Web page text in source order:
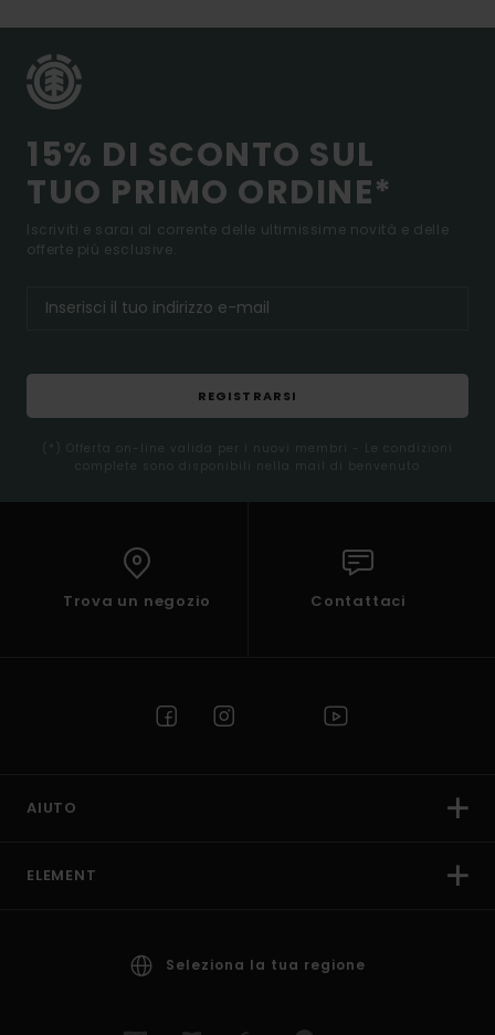
15% DI SCONTO SUL
TUO PRIMO ORDINE*
Iscriviti e sarai al corrente delle ultimissime novità e delle
offerte più esclusive.
REGISTRARSI
(*) Offerta on-line valida per i nuovi membri - Le condizioni
complete sono disponibili nella mail di benvenuto
Trova un negozio Contattaci
AIUTO
ELEMENT
Seleziona la tua regione